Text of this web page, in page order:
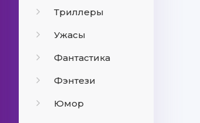
Триллеры
Ужасы
Фантастика
Фэнтези
Юмор